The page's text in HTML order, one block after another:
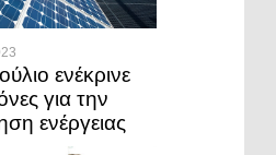
ενέκρινε
για την
ενέργειας